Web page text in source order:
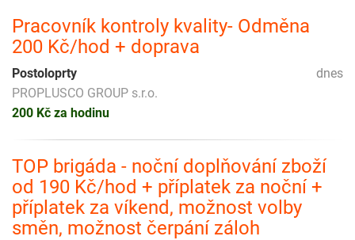
Pracovník kontroly kvality- Odměna
200 Kč/hod + doprava
dnes
Postoloprty
PROPLUSCO GROUP s.r.o.
200 Kč za hodinu
TOP brigáda - noční doplňování zboží
od 190 Kč/hod + příplatek za noční +
příplatek za víkend, možnost volby
směn, možnost čerpání záloh